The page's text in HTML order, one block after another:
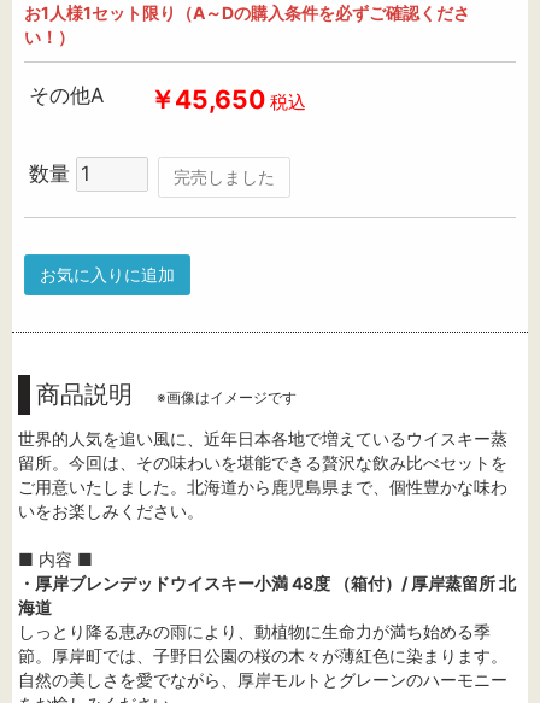
お1人様1セット限り（A～Dの購入条件を必ずご確認くださ
い！）
その他A ￥45,650 税込
数量 完売しました
お気に入りに追加
商品説明 ※画像はイメージです
世界的人気を追い風に、近年日本各地で増えているウイスキー蒸
留所。今回は、その味わいを堪能できる贅沢な飲み比べセットを
ご用意いたしました。北海道から鹿児島県まで、個性豊かな味わ
いをお楽しみください。
■ 内容 ■
・厚岸ブレンデッドウイスキー小満 48度 （箱付）/ 厚岸蒸留所 北
海道
しっとり降る恵みの雨により、動植物に生命力が満ち始める季
節。厚岸町では、子野日公園の桜の木々が薄紅色に染まります。
自然の美しさを愛でながら、厚岸モルトとグレーンのハーモニー